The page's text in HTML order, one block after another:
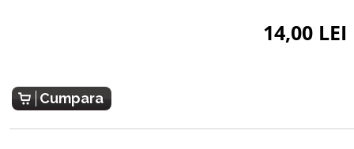
14,00 LEI
Cumpara